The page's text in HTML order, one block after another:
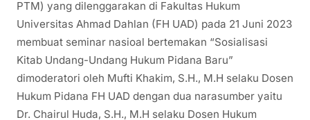
PTM) yang dilenggarakan di Fakultas Hukum
Universitas Ahmad Dahlan (FH UAD) pada 21 Juni 2023
membuat seminar nasioal bertemakan “Sosialisasi
Kitab Undang-Undang Hukum Pidana Baru”
dimoderatori oleh Mufti Khakim, S.H., M.H selaku Dosen
Hukum Pidana FH UAD dengan dua narasumber yaitu
Dr. Chairul Huda, S.H., M.H selaku Dosen Hukum